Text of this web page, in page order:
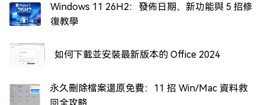
Windows 11 26H2：發佈日期、新功能與 5 招修
復教學
如何下載並安裝最新版本的 Office 2024
永久刪除檔案還原免費：11 招 Win/Mac 資料救
回全攻略